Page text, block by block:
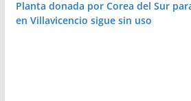
Planta donada por Corea del Sur
en Villavicencio sigue sin uso